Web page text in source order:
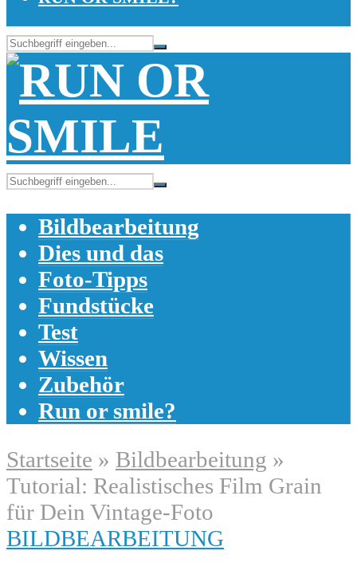
Bildbearbeitung
Dies und das
Foto-Tipps
Fundstücke
Test
Wissen
Zubehör
Run or smile?
Startseite » Bildbearbeitung »
Tutorial: Realistisches Film Grain
für Dein Vintage-Foto
BILDBEARBEITUNG